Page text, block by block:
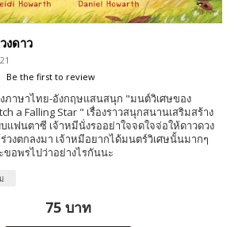
งดาว
Be the first to review
าษาไทย-อังกฤษแสนสนุก "มนต์วิเศษของ
a Falling Star " เรื่องราวสนุกสนานเสริมสร้าง
แฟนตาซี เจ้าหมีนั่งรออย่าใจจดใจจ่อให้ดาวดวง
วงตกลงมา เจ้าหมีอยากได้มนตร์วิเศษนั้นมากๆ
ขอพรไปว่าอย่างไรกันนะ
75 บาท